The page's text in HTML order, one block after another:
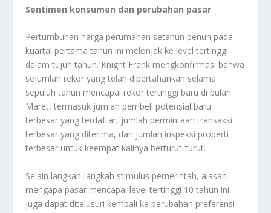
Sentimen konsumen dan perubahan pasar
Pertumbuhan harga perumahan setahun penuh pada
kuartal pertama tahun ini melonjak ke level tertinggi
dalam tujuh tahun. Knight Frank mengkonfirmasi bahwa
sejumlah rekor yang telah dipertahankan selama
sepuluh tahun mencapai rekor tertinggi baru di bulan
Maret, termasuk jumlah pembeli potensial baru
terbesar yang terdaftar, jumlah permintaan transaksi
terbesar yang diterima, dan jumlah inspeksi properti
terbesar untuk keempat kalinya berturut-turut.
Selain langkah-langkah stimulus pemerintah, alasan
mengapa pasar mencapai level tertinggi 10 tahun ini
juga dapat ditelusuri kembali ke perubahan preferensi